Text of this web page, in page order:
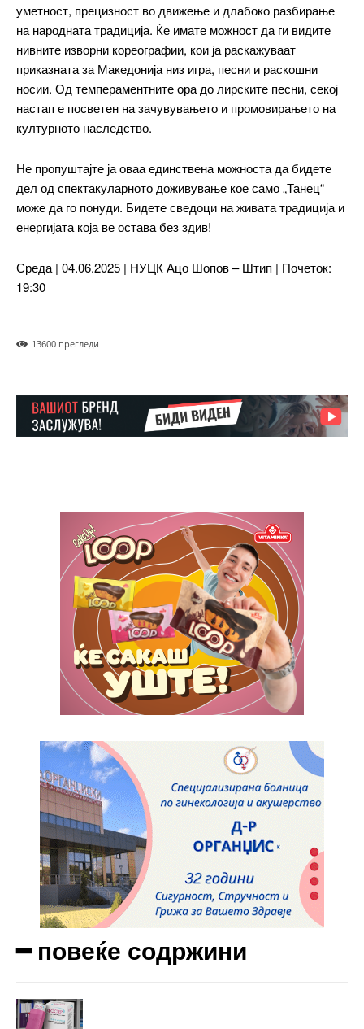
━ pricing plans
Free
Etiam est nibh, lobortis sit
Praesent euismod ac
Ut mollis pellentesque tortor
Pro
100 / yearplaceholder text
ИЗБЕРЕТЕ ПЛАН
Etiam est nibh, lobortis sit
Praesent euismod ac
Ut mollis pellentesque tortor
Nullam eu erat condimentum
Donec quis est ac felis
Orci varius natoque dolor
Yearly pricing Monthly pricing
уметност, прецизност во движење и длабоко разбирање
на народната традиција. Ќе имате можност да ги видите
нивните изворни кореографии, кои ја раскажуваат
приказната за Македонија низ игра, песни и раскошни
носии. Од темпераментните ора до лирските песни, секој
настап е посветен на зачувувањето и промовирањето на
културното наследство.
Не пропуштајте ја оваа единствена можноста да бидете
дел од спектакуларното доживување кое само „Танец“
може да го понуди. Бидете сведоци на живата традиција и
енергијата која ве остава без здив!
Среда | 04.06.2025 | НУЦК Ацо Шопов – Штип | Почеток:
19:30
13600 прегледи
━ повеќе содржини